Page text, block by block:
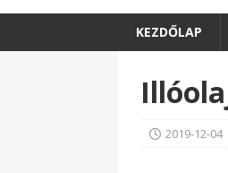
KEZDŐLAP
2019-12-04